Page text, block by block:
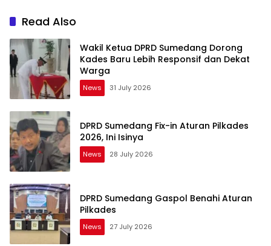
Read Also
Wakil Ketua DPRD Sumedang Dorong
Kades Baru Lebih Responsif dan Dekat
Warga
News 31 July 2026
DPRD Sumedang Fix-in Aturan Pilkades
2026, Ini Isinya
News 28 July 2026
DPRD Sumedang Gaspol Benahi Aturan
Pilkades
News 27 July 2026